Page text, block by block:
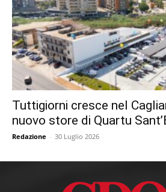
Tuttigiorni cresce nel
nuovo store di Quartu
Redazione - 30 Luglio 2026